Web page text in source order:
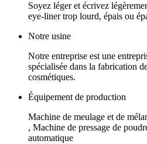
Soyez léger et écrivez
eye-liner trop lourd, épais ou
Notre usine
Notre entreprise est une
spécialisée dans la fabrication
cosmétiques.
Équipement de production
Machine de meulage et de
, Machine de pressage de
automatique